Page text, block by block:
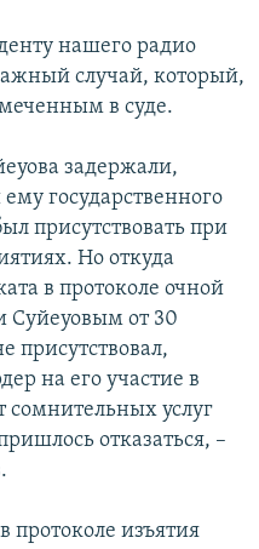
нашего радио
случай, который,
в суде.
задержали,
государственного
присутствовать при
Но откуда
в протоколе очной
Суйеуовым от 30
присутствовал,
на его участие в
сомнительных услуг
отказаться, –
протоколе изъятия